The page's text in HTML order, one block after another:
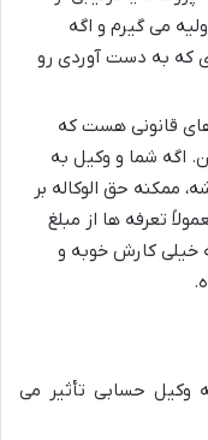
می گیرم و اگه
که به دست آوردی رو
قانونی هست که
اگه شما و وکیل به
ممکنه حق الوکاله بر
تعرفه ها از مبلغ
خیلی کارش خوبه و
وکیل حسابی تأثیر می